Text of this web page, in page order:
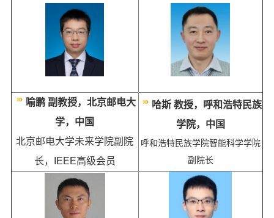
喻鹏 副教授，北京邮电大
学，中国
北京邮电大学未来学院副院
长，IEEE高级会员
哈斯 教授，呼和浩特民族
学院，中国
呼和浩特民族学院智能科学学院
副院长